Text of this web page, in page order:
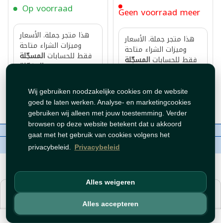
Wij gebruiken noodzakelijke cookies om de website
goed te laten werken. Analyse- en marketingcookies
gebruiken wij alleen met jouw toestemming. Verder
browsen op deze website betekent dat u akkoord
gaat met het gebruik van cookies volgens het
privacybeleid. Privacybeleid
Alles weigeren
Alles accepteren
Filter Sorteer op
Op voorraad
هذا متجر جملة. الأسعار
وميزات الشراء متاحة
فقط للحساباتالمسجّلة
والمفعّلة.
حساب
Geen voorraad meer
هذا متجر جملة. الأسعار
وميزات الشراء متاحة
فقط للحساباتالمسجّلة
حساب.
Contact Beleid
auteursrechten©Tawfeer 2018-2026
هذا متجر جملة. الأسعار وميزات الشراء متاحة فقط للحساباتالمسجّلة
والمفعّلة
سجّل دخولأوافتح حساب .